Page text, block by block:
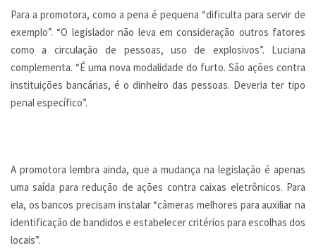
Para a promotora, como a pena é pequena “dificulta para servir de
exemplo”. “O legislador não leva em consideração outros fatores
como a circulação de pessoas, uso de explosivos”. Luciana
complementa. “É uma nova modalidade do furto. São ações contra
instituições bancárias, é o dinheiro das pessoas. Deveria ter tipo
penal específico”.
A promotora lembra ainda, que a mudança na legislação é apenas
uma saída para redução de ações contra caixas eletrônicos. Para
ela, os bancos precisam instalar “câmeras melhores para auxiliar na
identificação de bandidos e estabelecer critérios para escolhas dos
locais”.